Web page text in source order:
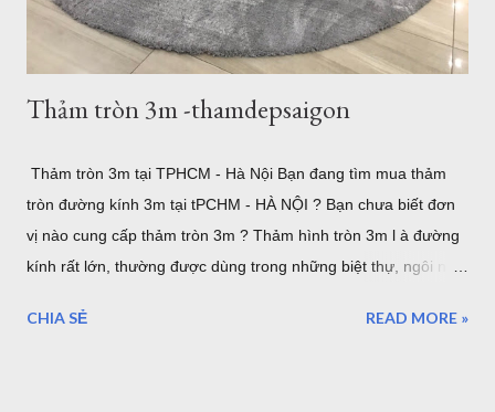
Thảm Đẹp tại: Thamdepsaigon.com. Bạn đang kiếm nơi ...
Thảm tròn 3m -thamdepsaigon
Thảm tròn 3m tại TPHCM - Hà Nội Bạn đang tìm mua thảm
tròn đường kính 3m tại tPCHM - HÀ NỘI ? Bạn chưa biết đơn
vị nào cung cấp thảm tròn 3m ? Thảm hình tròn 3m l à đường
kính rất lớn, thường được dùng trong những biệt thự, ngôi nhà
lưu ý rằng đây là đường kính lớn nhất của thảm tròn bán tại
CHIA SẺ READ MORE »